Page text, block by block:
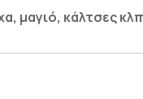
κάλτσες κλπ.